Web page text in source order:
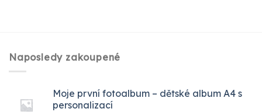
Naposledy zakoupené
Moje první fotoalbum – dětské album A4 s
personalizací